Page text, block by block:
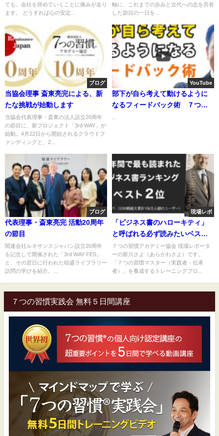
ても、会社を辞めていくことに痛みが走り
ます。 どうすれば心の安定...
軸に、これまでの歩みと次代への志を共有
した節目の一日を...
ブログ
当協会理事 斎東亮完による、新
たな挑戦が始動します
当協会代表理事・斎東の法人設立20周年
の節目に、新プロジェクト「3rd WAY」が
始動。4月22日から開始されるクラウドフ
ァンディングと、2...
YouTube
部下が自ら考えて動けるように
なるフィードバック術 ７つの
ブログ
代表理事・斎東亮完 活動20周年
の節目
関連会社ルネサンスジャパン設立20周年
を記念して開催された「3rd WAY FES」
と、その翌日に行われた稲盛ライブラリー
訪問の学びを紹介。...
現場レポ
「ビジネス書のハローキティ」
と呼ばれる必ず読みたいベスト
セラー
７つの習慣アカデミー協会 現場レポータ
ーの新川さよ（あらかわさよ）です。
「７つの習慣マスター（実践者・伝承
者）」を養成するトレーニングプロ...
７つの習慣実践会 無料５日間講座